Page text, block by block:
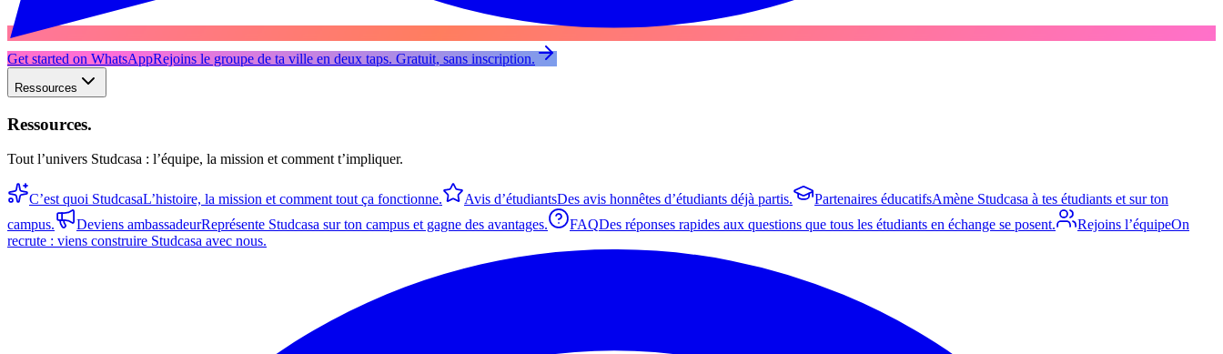
Get started on WhatsAppRejoins le groupe de ta ville en deux taps. Gratuit, sans inscription.
Ressources
Ressources.
Tout l’univers Studcasa : l’équipe, la mission et comment t’impliquer.
C’est quoi StudcasaL’histoire, la mission et comment tout ça fonctionne. Avis d’étudiantsDes avis honnêtes d’étudiants déjà partis. Partenaires éducatifsAmène Studcasa à tes étudiants et sur ton
campus.
Deviens ambassadeurReprésente Studcasa sur ton campus et gagne des avantages. FAQDes réponses rapides aux questions que tous les étudiants en échange se posent. Rejoins l’équipeOn
recrute : viens construire Studcasa avec nous.